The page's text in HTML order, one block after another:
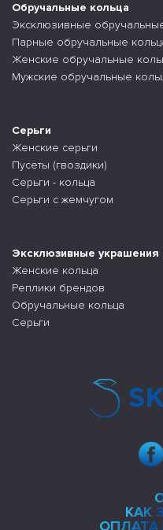
Обручальные кольца
Эксклюзивные
Парные обручальные
Женские обручальные
Мужские обручальные
Серьги
Женские серьги
Пусеты (гвоздики)
Серьги - кольца
Серьги с жемчугом
Эксклюзивные украшения
Женские кольца
Реплики брендов
Обручальные кольца
Серьги
КАК
ОПЛАТА